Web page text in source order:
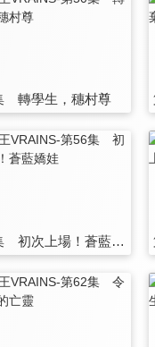
轉學生，穗村尊
第56集 初次上場！蒼藍嬌娃